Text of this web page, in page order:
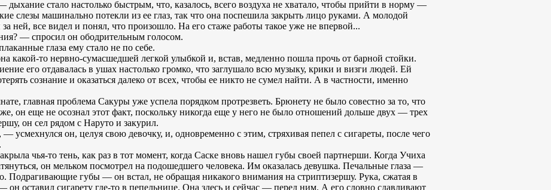
стало настолько быстрым, что, казалось, всего воздуха не хватало, чтобы прийти в норму —
слезы машинально потекли из ее глаз, так что она поспешила закрыть лицо руками. А молодой
ней, все видел и понял, что произошло. На его стаже работы такое уже не впервой...
— спросил он ободрительным голосом.
глаза ему стало не по себе.
какой-то нервно-сумасшедшей легкой улыбкой и, встав, медленно пошла прочь от барной стойки.
его отдавалась в ушах настолько громко, что заглушало всю музыку, крики и визги людей. Ей
сознание и оказаться далеко от всех, чтобы ее никто не сумел найти. А в частности, именно
главная проблема Сакуры уже успела порядком протрезветь. Брюнету не было совестно за то, что
он еще не осознал этот факт, поскольку никогда еще у него не было отношений дольше двух — трех
он сел рядом с Наруто и закурил.
он, целуя свою девочку, и, одновременно с этим, стряхивая пепел с сигареты, после чего
чья-то тень, как раз в тот момент, когда Саске вновь нашел губы своей партнерши. Когда Учиха
он мельком посмотрел на подошедшего человека. Им оказалась девушка. Печальные глаза —
Подрагивающие губы — он встал, не обращая никакого внимания на стриптизершу. Рука, сжатая в
оставил сигарету где-то в пепельнице. Она здесь и сейчас — перед ним. А его словно сдавливают